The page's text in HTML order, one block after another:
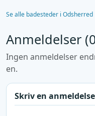
Se alle badesteder i
Anmeldelser
Ingen anmeldelser
en.
Skriv en anmeldelse